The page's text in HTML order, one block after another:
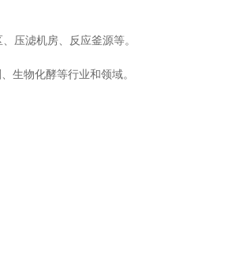
压滤机房、反应釜源等。
生物化酵等行业和领域。